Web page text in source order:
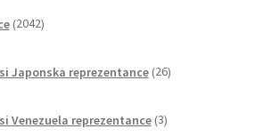
2042izdelkov
Japonska reprezentance 26izdelkov
Venezuela reprezentance 3izdelki